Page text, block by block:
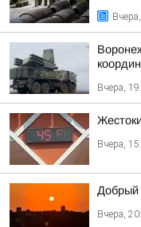
Вчера,
Вчера,
Добрый
Вчера,